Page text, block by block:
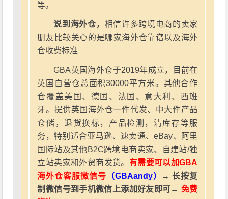
等。
说到海外仓， 相信许多跨境电商的卖家
朋友比较关心的是哪家海外仓靠谱以及海外
仓收费标准
GBA英国海外仓于2019年成立，目前在
英国自营仓总面积30000平方米。其他合作
仓覆盖美国、德国、法国、意大利、西班
牙。提供英国海外仓一件代发、中大件产品
仓储，退货换标，产品检测，清库存等服
务，特别适合亚马逊、速卖通、eBay、阿里
国际站及其他B2C跨境电商卖家、自建站/独
立站卖家和外贸商发货。 有需要可以加GBA
海外仓客服微信号 （GBAandy）
→ 长按复
制微信号到手机微信上添加好友即可→ 免费